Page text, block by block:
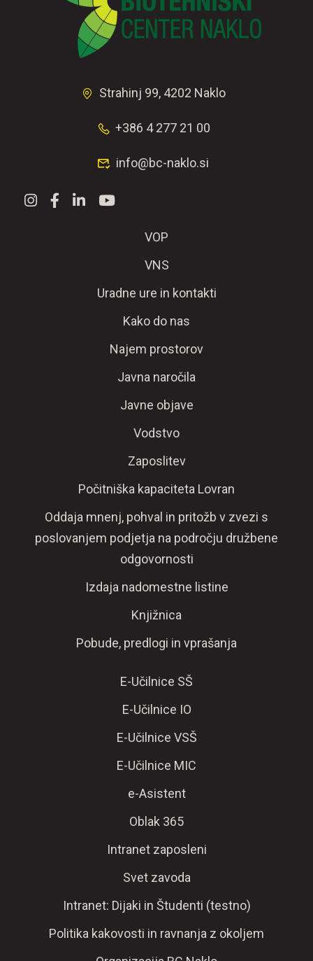
Strahinj 99, 4202 Naklo
+386 4 277 21 00
info@bc-naklo.si
VOP
VNS
Uradne ure in kontakti
Kako do nas
Najem prostorov
Javna naročila
Javne objave
Vodstvo
Zaposlitev
Počitniška kapaciteta Lovran
Oddaja mnenj, pohval in pritožb v zvezi s
poslovanjem podjetja na področju družbene
odgovornosti
Izdaja nadomestne listine
Knjižnica
Pobude, predlogi in vprašanja
E-Učilnice SŠ
E-Učilnice IO
E-Učilnice VSŠ
E-Učilnice MIC
e-Asistent
Oblak 365
Intranet zaposleni
Svet zavoda
Intranet: Dijaki in Študenti (testno)
Politika kakovosti in ravnanja z okoljem